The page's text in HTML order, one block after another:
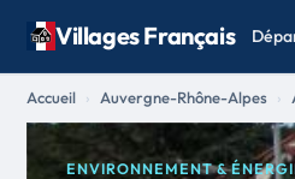
Villages Français
Accueil Auvergne-Rhône-Alpes
ENVIRONNEMENT &